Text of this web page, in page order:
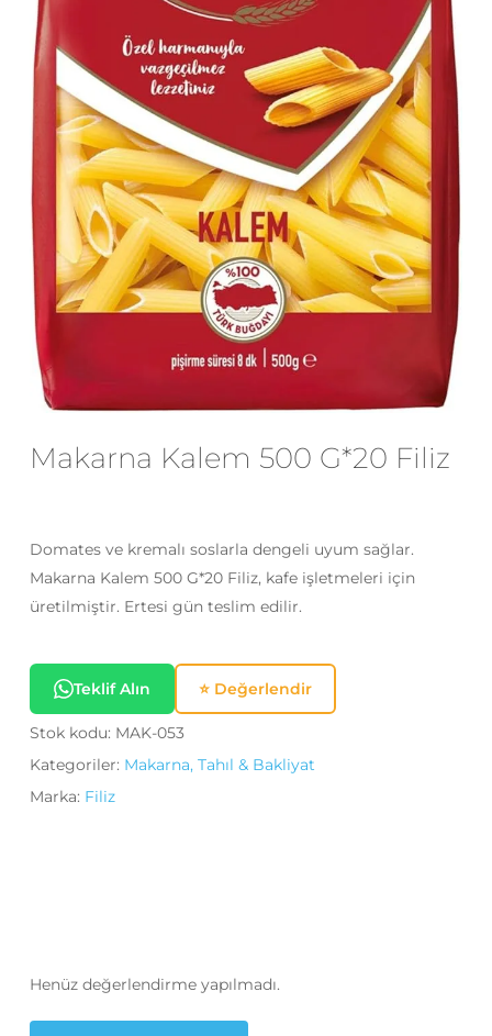
Makarna Kalem 500 G*20 Filiz
Domates ve kremalı soslarla dengeli uyum sağlar.
Makarna Kalem 500 G*20 Filiz, kafe işletmeleri için
üretilmiştir. Ertesi gün teslim edilir.
Teklif Alın ⭐ Değerlendir
Stok kodu: MAK-053
Kategoriler: Makarna, Tahıl & Bakliyat
Marka: Filiz
Henüz değerlendirme yapılmadı.
E-posta*
Daha sonraki yorumlarımda
kullanılması için adım, e-posta adresim
ve site adresim bu tarayıcıya
kaydedilsin.